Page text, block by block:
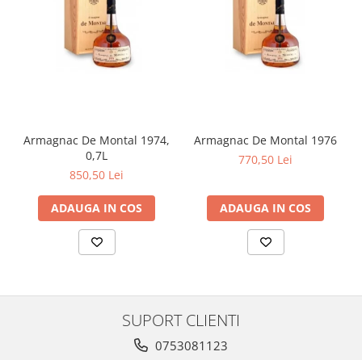
Armagnac De Montal 1974,
0,7L
850,50 Lei
ADAUGA IN COS
Armagnac De Montal 1976
770,50 Lei
ADAUGA IN COS
SUPORT CLIENTI
0753081123